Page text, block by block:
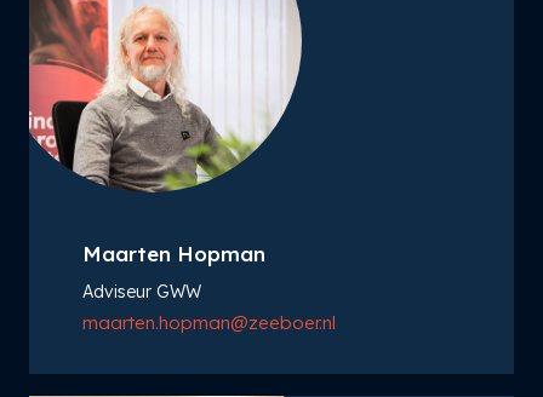
Maarten Hopman
Adviseur GWW
maarten.hopman@zeeboer.nl